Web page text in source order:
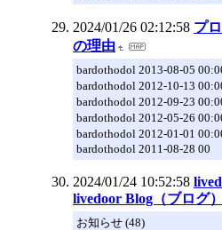
2024/01/26 02:12:58 プ
の理由
bardothodol 2013-08-05
bardothodol 2012-10-13
bardothodol 2012-09-23
bardothodol 2012-05-26
bardothodol 2012-01-01
bardothodol 2011-08-28 00
2024/01/24 10:52:58
livedoor Blog（ブログ）
お知らせ (48)